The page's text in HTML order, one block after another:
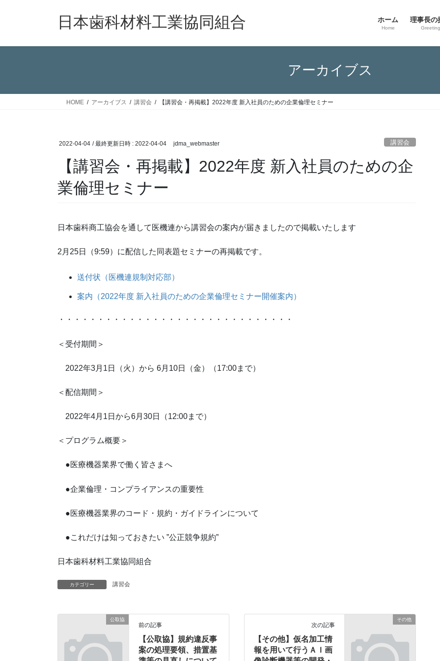
日本歯科材料工業協同組合 ホーム
Home
理事長の
Greeting
アーカイブス
HOME アーカイブス 講習会 【講習会・再掲載】2022年度 新入社員のための企業倫理セミナー
2022-04-04 / 最終更新日時 : 2022-04-04 jdma_webmaster 講習会
【講習会・再掲載】2022年度 新入社員のための企
業倫理セミナー
日本歯科商工協会を通して医機連から講習会の案内が届きましたので掲載いたします
2月25日（9:59）に配信した同表題セミナーの再掲載です。
送付状（医機連規制対応部）
案内（2022年度 新入社員のための企業倫理セミナー開催案内）
・・・・・・・・・・・・・・・・・・・・・・・・・・・・・・
＜受付期間＞
2022年3月1日（火）から 6月10日（金）（17:00まで）
＜配信期間＞
2022年4月1日から6月30日（12:00まで）
＜プログラム概要＞
●医療機器業界で働く皆さまへ
●企業倫理・コンプライアンスの重要性
●医療機器業界のコード・規約・ガイドラインについて
●これだけは知っておきたい ”公正競争規約”
日本歯科材料工業協同組合
カテゴリー 講習会
公取協
前の記事
【公取協】規約違反事
案の処理要領、措置基
その他
次の記事
【その他】仮名加工情
報を用いて行うＡＩ画